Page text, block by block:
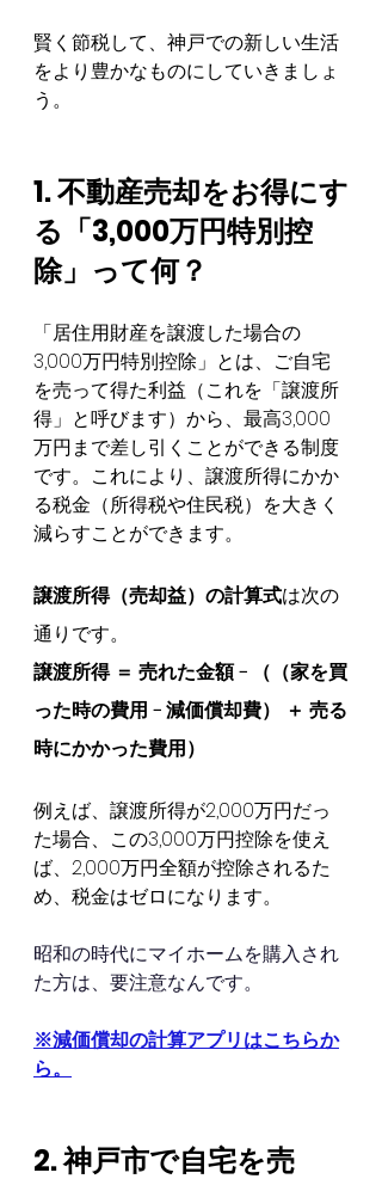
賢く節税して、神戸での新しい生活
をより豊かなものにしていきましょ
う。
1. 不動産売却をお得にす
る「3,000万円特別控
除」って何？
「居住用財産を譲渡した場合の
3,000万円特別控除」とは、ご自宅
を売って得た利益（これを「譲渡所
得」と呼びます）から、最高3,000
万円まで差し引くことができる制度
です。これにより、譲渡所得にかか
る税金（所得税や住民税）を大きく
減らすことができます。
譲渡所得（売却益）の計算式は次の
通りです。
譲渡所得 ＝ 売れた金額 − （（家を買
った時の費用 − 減価償却費） ＋ 売る
時にかかった費用）
例えば、譲渡所得が2,000万円だっ
た場合、この3,000万円控除を使え
ば、2,000万円全額が控除されるた
め、税金はゼロになります。
昭和の時代にマイホームを購入され
た方は、要注意なんです。
※減価償却の計算アプリはこちらか
ら。
2. 神戸市で自宅を売